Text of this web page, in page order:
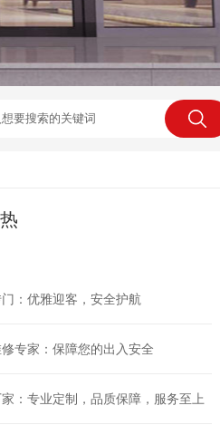
：优雅迎客，安全护航
专家：保障您的出入安全
：专业定制，品质保障，服务至上